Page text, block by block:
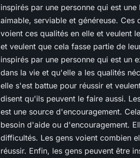
inspirés par une personne qui est
aimable, serviable et généreuse. Ces
voient ces qualités en elle et veulent
et veulent que cela fasse partie de
inspirés par une personne qui est un
dans la vie et qu'elle a les qualités
elle s'est battue pour réussir et
disent qu'ils peuvent le faire aussi.
est une source d'encouragement.
besoin d'aide ou d'encouragement.
difficultés. Les gens voient combien
réussir. Enfin, les gens peuvent être